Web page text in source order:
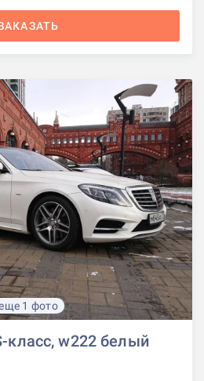
1 фото
класс, w222 белый